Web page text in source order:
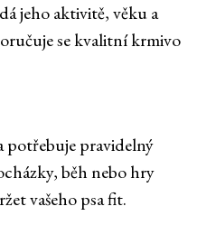
jeho aktivitě, věku a
se kvalitní krmivo
potřebuje pravidelný
běh nebo hry
vašeho psa fit.